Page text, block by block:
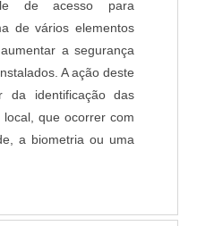
de acesso para
de vários elementos
a segurança
A ação deste
da identificação das
que ocorrer com
a biometria ou uma
ou assistida,